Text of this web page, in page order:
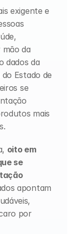
exigente e
da
Estado de
se
mais
oito em
se
apontam
por